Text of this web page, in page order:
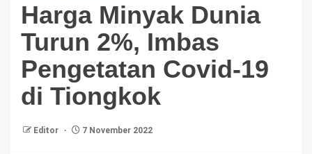
Harga Minyak Dunia
Turun 2%, Imbas
Pengetatan Covid-19
di Tiongkok
Editor 7 November 2022